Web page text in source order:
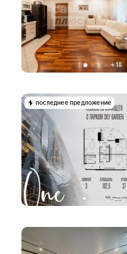
+18
последнее предложение
+23